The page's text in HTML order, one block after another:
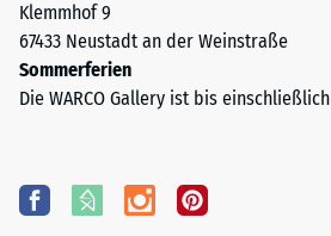
Klemmhof 9
67433 Neustadt an der Weinstraße
Sommerferien
Die WARCO Gallery ist bis einschließlich